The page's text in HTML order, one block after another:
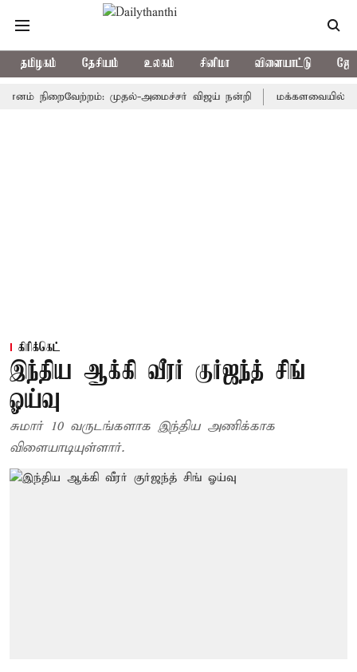
தமிழகம் தேசியம் உலகம் சினிமா விளையாட்டு
முதல்-அமைச்சர் விஜய் நன்றி மக்களவையில் தீர்ப்பாய
கிரிக்கெட்
இந்திய ஆக்கி வீரர் குர்ஜந்த் சிங்
ஓய்வு
சுமார் 10 வருடங்களாக இந்திய அணிக்காக
விளையாடியுள்ளார்.